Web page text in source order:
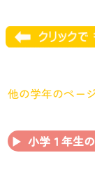
他の学年のペー
小学１年生